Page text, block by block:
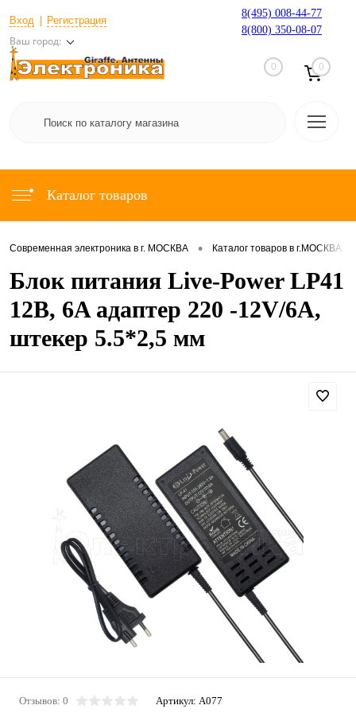
Вход Регистрация
Ваш город:
8(495) 008-44-77
8(800) 350-08-07
0 0
Каталог товаров
Современная электроника в г. МОСКВА • Каталог товаров в г.МОСКВА
Блок питания Live-Power LP41
12В, 6A адаптер 220 -12V/6A,
штекер 5.5*2,5 мм
Отзывов: 0 Артикул: A077